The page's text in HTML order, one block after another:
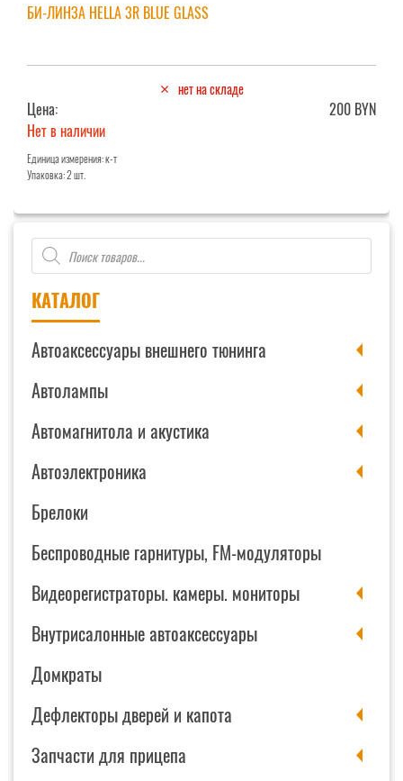
Поиск
товаров
КАТАЛОГ
Автоаксессуары внешнего тюнинга
Автолампы
Автомагнитола и акустика
Автоэлектроника
Брелоки
Беспроводные гарнитуры, FM-модуляторы
Видеорегистраторы. камеры. мониторы
Внутрисалонные автоаксессуары
Домкраты
Дефлекторы дверей и капота
Запчасти для прицепа
БИ-ЛИНЗА HELLA 3R BLUE GLASS
нет на складе
Цена:
200 BYN
Нет в наличии
Единица измерения: к-т
Упаковка: 2 шт.